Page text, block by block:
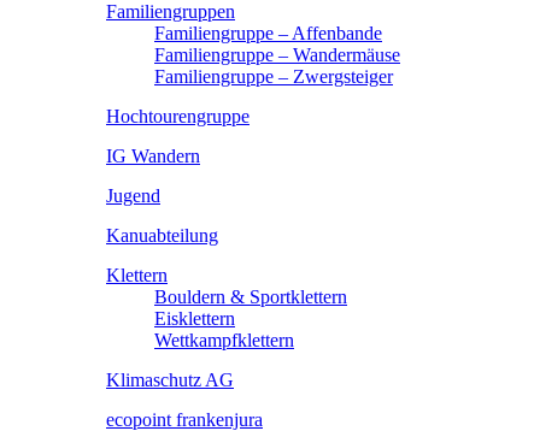
Familiengruppen
Familiengruppe – Affenbande
Familiengruppe – Wandermäuse
Familiengruppe – Zwergsteiger
Hochtourengruppe
IG Wandern
Jugend
Kanuabteilung
Klettern
Bouldern & Sportklettern
Eisklettern
Wettkampfklettern
Klimaschutz AG
ecopoint frankenjura